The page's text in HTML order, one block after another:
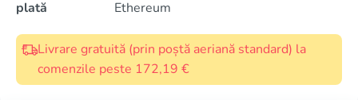
plată
Ethereum
Livrare gratuită (prin poștă aeriană standard) la
comenzile peste 172,19 €